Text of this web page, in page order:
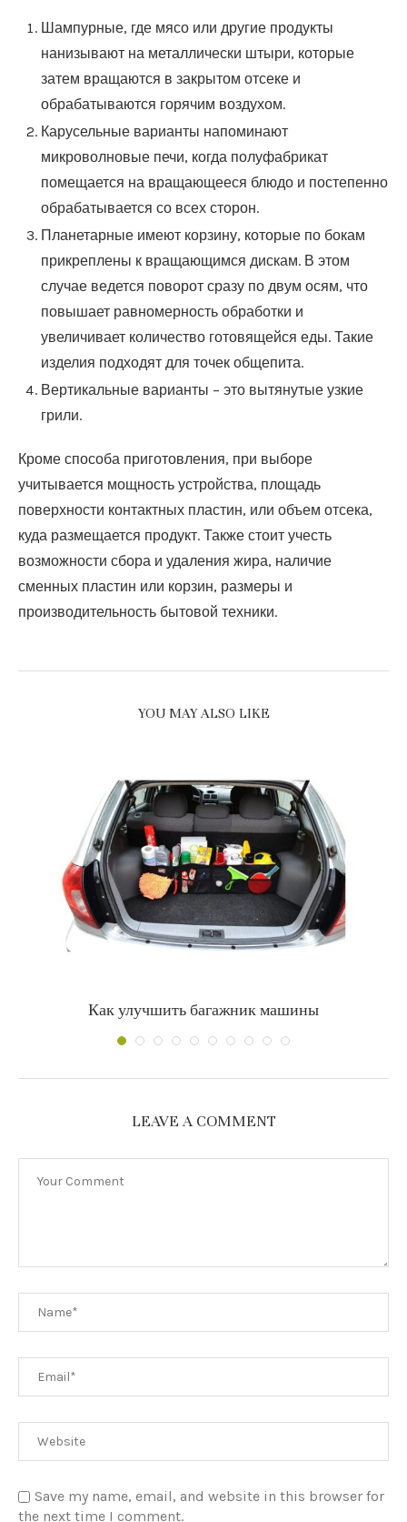
Шампурные, где мясо или другие продукты
нанизывают на металлически штыри, которые
затем вращаются в закрытом отсеке и
обрабатываются горячим воздухом.
Карусельные варианты напоминают
микроволновые печи, когда полуфабрикат
помещается на вращающееся блюдо и постепенно
обрабатывается со всех сторон.
Планетарные имеют корзину, которые по бокам
прикреплены к вращающимся дискам. В этом
случае ведется поворот сразу по двум осям, что
повышает равномерность обработки и
увеличивает количество готовящейся еды. Такие
изделия подходят для точек общепита.
Вертикальные варианты – это вытянутые узкие
грили.
Кроме способа приготовления, при выборе
учитывается мощность устройства, площадь
поверхности контактных пластин, или объем отсека,
куда размещается продукт. Также стоит учесть
возможности сбора и удаления жира, наличие
сменных пластин или корзин, размеры и
производительность бытовой техники.
YOU MAY ALSO LIKE
Как улучшить багажник машины
LEAVE A COMMENT
Save my name, email, and website in this browser for
the next time I comment.